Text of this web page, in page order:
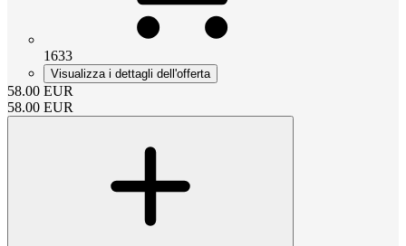
1633
Visualizza i dettagli dell'offerta
58.00 EUR
58.00 EUR